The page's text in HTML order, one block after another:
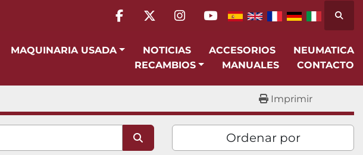
facebook
twitterinstagram
youtube
MAQUINARIA USADA NOTICIAS ACCESORIOS
NEUMATICA
RECAMBIOS
MANUALES CONTACTO
Imprimir
Ordenar por